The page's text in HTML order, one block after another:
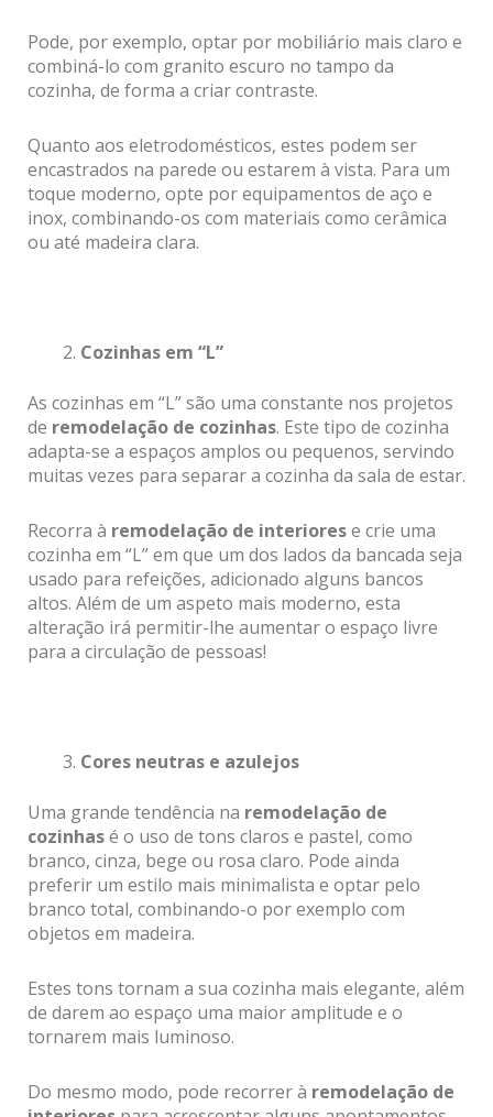
Pode, por exemplo, optar por mobiliário mais claro e
combiná-lo com granito escuro no tampo da
cozinha, de forma a criar contraste.
Quanto aos eletrodomésticos, estes podem ser
encastrados na parede ou estarem à vista. Para um
toque moderno, opte por equipamentos de aço e
inox, combinando-os com materiais como cerâmica
ou até madeira clara.
Cozinhas em “L”
As cozinhas em “L” são uma constante nos projetos
de remodelação de cozinhas. Este tipo de cozinha
adapta-se a espaços amplos ou pequenos, servindo
muitas vezes para separar a cozinha da sala de estar.
Recorra à remodelação de interiorese crie uma
cozinha em “L” em que um dos lados da bancada seja
usado para refeições, adicionado alguns bancos
altos. Além de um aspeto mais moderno, esta
alteração irá permitir-lhe aumentar o espaço livre
para a circulação de pessoas!
Cores neutras e azulejos
Uma grande tendência na remodelação de
cozinhasé o uso de tons claros e pastel, como
branco, cinza, bege ou rosa claro. Pode ainda
preferir um estilo mais minimalista e optar pelo
branco total, combinando-o por exemplo com
objetos em madeira.
Estes tons tornam a sua cozinha mais elegante, além
de darem ao espaço uma maior amplitude e o
tornarem mais luminoso.
Do mesmo modo, pode recorrer à remodelação de